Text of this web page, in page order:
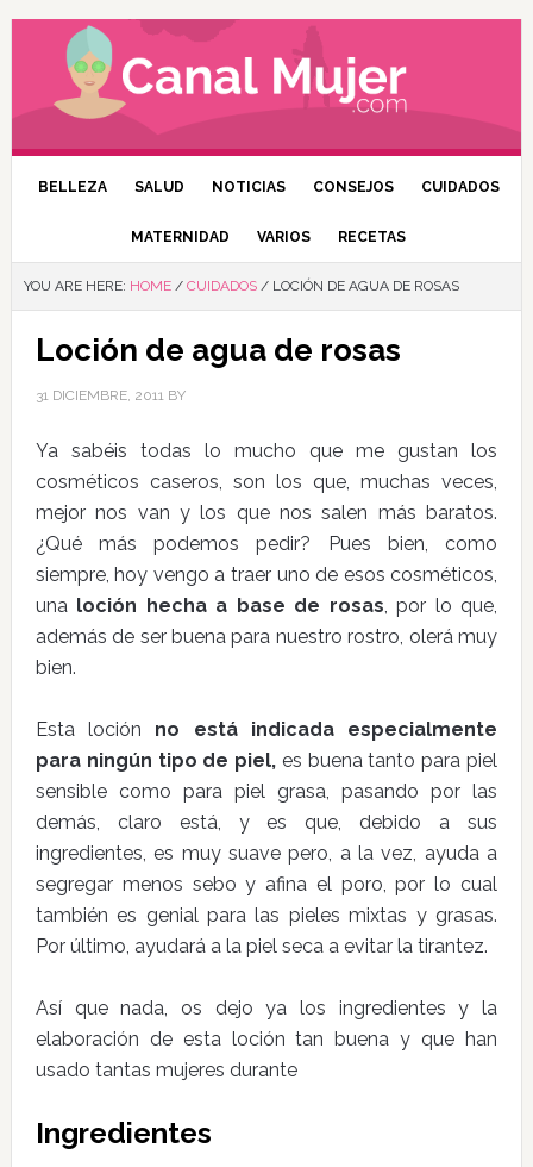
BELLEZA SALUD NOTICIAS CONSEJOS CUIDADOS
MATERNIDAD VARIOS RECETAS
YOU ARE HERE: HOME / CUIDADOS /LOCIÓN DE AGUA DE ROSAS
Loción de agua de rosas
31 DICIEMBRE, 2011BY
Ya sabéis todas lo mucho que me gustan los
cosméticos caseros, son los que, muchas veces,
mejor nos van y los que nos salen más baratos.
¿Qué más podemos pedir? Pues bien, como
siempre, hoy vengo a traer uno de esos cosméticos,
una loción hecha a base de rosas, por lo que,
además de ser buena para nuestro rostro, olerá muy
bien.
Esta loción no está indicada especialmente
para ningún tipo de piel, es buena tanto para piel
sensible como para piel grasa, pasando por las
demás, claro está, y es que, debido a sus
ingredientes, es muy suave pero, a la vez, ayuda a
segregar menos sebo y afina el poro, por lo cual
también es genial para las pieles mixtas y grasas.
Por último, ayudará a la piel seca a evitar la tirantez.
Así que nada, os dejo ya los ingredientes y la
elaboración de esta loción tan buena y que han
usado tantas mujeres durante
Ingredientes